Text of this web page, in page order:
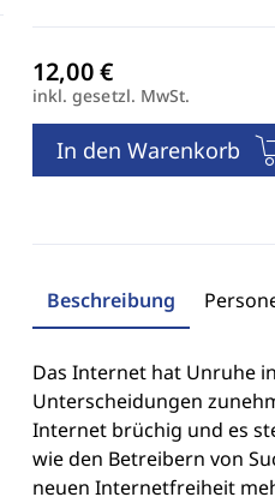
inkl. gesetzl. MwSt.
In den Warenkorb
Beschreibung
Das Internet hat Unruhe
Unterscheidungen
Internet brüchig und es
wie den Betreibern von
neuen Internetfreiheit